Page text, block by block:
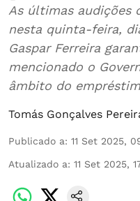
As últimas audições
nesta quinta-feira,
Gaspar Ferreira
mencionado o
âmbito do
Tomás Gonçalves
Publicado a: 11 Set 2025,
Atualizado a: 11 Set 2025,